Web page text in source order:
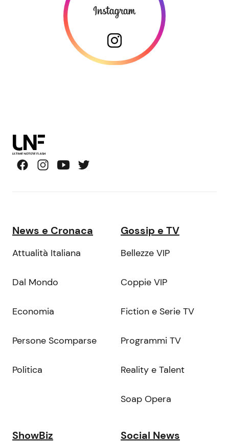
News e Cronaca
Attualità Italiana
Dal Mondo
Economia
Persone Scomparse
Politica
Gossip e TV
Bellezze VIP
Coppie VIP
Fiction e Serie TV
Programmi TV
Reality e Talent
Soap Opera
ShowBiz Social News